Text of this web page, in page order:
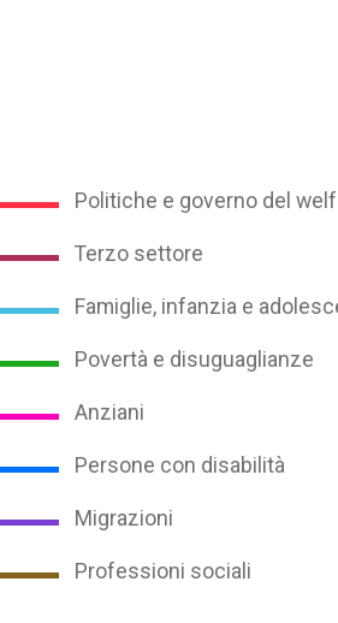
Politiche e governo del
Terzo settore
Famiglie, infanzia e
Povertà e disuguaglianze
Anziani
Persone con disabilità
Migrazioni
Professioni sociali